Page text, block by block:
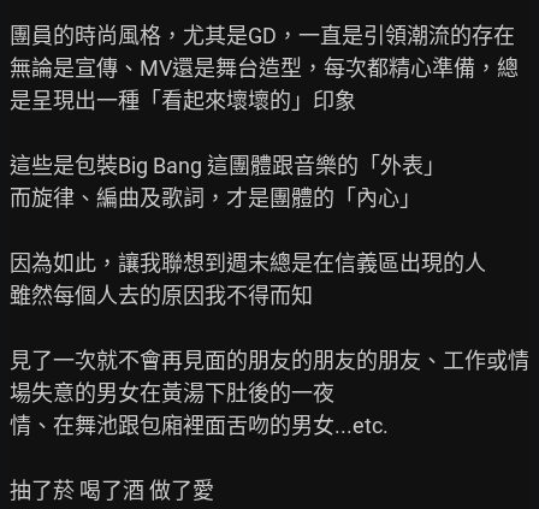
團員的時尚風格，尤其是GD，一直是引領潮流的存在
無論是宣傳、MV還是舞台造型，每次都精心準備，總
是呈現出一種「看起來壞壞的」印象
這些是包裝Big Bang 這團體跟音樂的「外表」
而旋律、編曲及歌詞，才是團體的「內心」
因為如此，讓我聯想到週末總是在信義區出現的人
雖然每個人去的原因我不得而知
見了一次就不會再見面的朋友的朋友的朋友、工作或情
場失意的男女在黃湯下肚後的一夜
情、在舞池跟包廂裡面舌吻的男女...etc.
抽了菸 喝了酒 做了愛